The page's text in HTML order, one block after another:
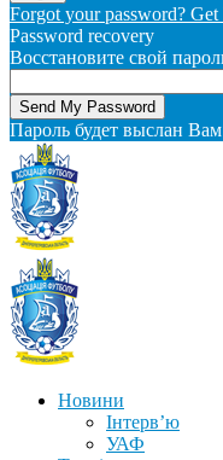
Forgot your password? Get
Password recovery
Восстановите свой
Пароль будет выслан
Новини
Інтерв’ю
УАФ